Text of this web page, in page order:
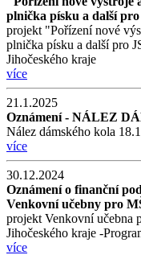
plnička písku a další
projekt "Pořízení nové
plnička písku a další pro
Jihočeského kraje
více
21.1.2025
Oznámení - NÁLEZ
Nález dámského kola
více
30.12.2024
Oznámení o finanční
Venkovní učebny pro
projekt Venkovní učebna
Jihočeského kraje -
více